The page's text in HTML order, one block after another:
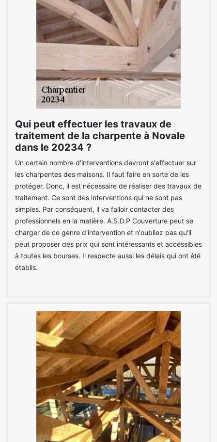
Qui peut effectuer les travaux de
traitement de la charpente à Novale
dans le 20234 ?
Un certain nombre d'interventions devront s'effectuer sur
les charpentes des maisons. Il faut faire en sorte de les
protéger. Donc, il est nécessaire de réaliser des travaux de
traitement. Ce sont des interventions qui ne sont pas
simples. Par conséquent, il va falloir contacter des
professionnels en la matière. A.S.D.P Couverture peut se
charger de ce genre d'intervention et n'oubliez pas qu'il
peut proposer des prix qui sont intéressants et accessibles
à toutes les bourses. Il respecte aussi les délais qui ont été
établis.